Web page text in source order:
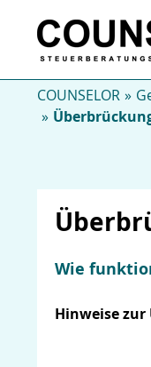
COUNSELOR
Wie
Hinweise zur